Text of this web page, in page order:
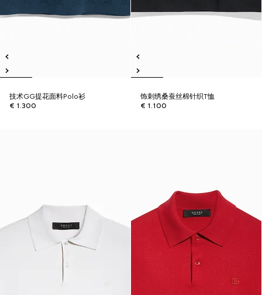
技术GG提花面料Polo衫
€ 1.300
饰刺绣桑蚕丝棉针织T恤
€ 1.100